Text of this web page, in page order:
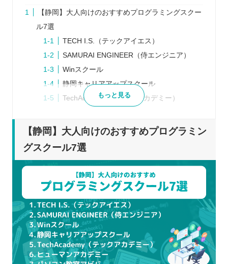
【静岡】大人向けのおすすめプログラミングスクー
ル7選
TECH I.S.（テックアイエス）
SAMURAI ENGINEER（侍エンジニア）
Winスクール
静岡キャリアアップスクール
TechAcademy（テックアカデミー）
パソコン教室アビバ
イント
いくつかピックアップして比較する
無料説明会や体験レッスンに参加してみる
目的を明確にする
リアルな口コミや体験談を参考にする
プログラミングスクールを比較するときの5つのポ
イント
もっと見る
【静岡】大人向けのおすすめプログラミン
グスクール7選